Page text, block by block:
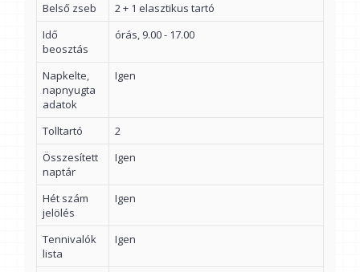
Belső zseb
2 + 1 elasztikus tartó
Idő
beosztás
órás, 9.00 - 17.00
Napkelte,
napnyugta
adatok
Igen
Tolltartó
2
Összesített
naptár
Igen
Hét szám
jelölés
Igen
Tennivalók
lista
Igen